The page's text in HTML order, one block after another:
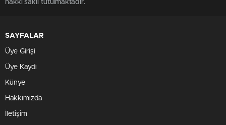
hakkı saklı tutulmaktadır.
SAYFALAR
Üye Girişi
Üye Kaydı
Künye
Hakkımızda
İletişim